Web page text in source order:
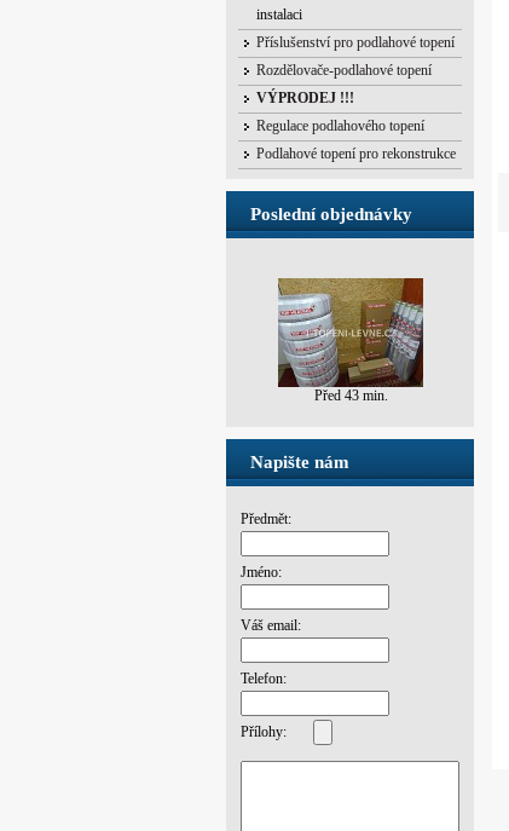
instalaci
Příslušenství pro podlahové topení
Rozdělovače-podlahové topení
VÝPRODEJ !!!
Regulace podlahového topení
Podlahové topení pro rekonstrukce
Poslední objednávky
Před 2 dny
Napište nám
Předmět:
Jméno:
Váš email:
Telefon:
Přílohy: